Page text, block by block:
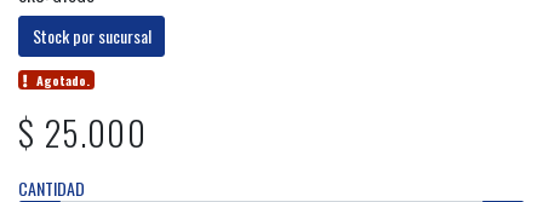
Stock por sucursal
Agotado.
$ 25.000
CANTIDAD